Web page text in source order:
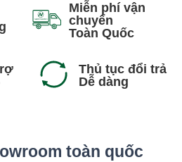
Miễn phí vận
chuyển
Toàn Quốc
Thủ tục đổi trả
Dễ dàng
toàn quốc